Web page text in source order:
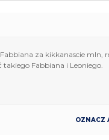
za kikkanascie mln,
Fabbiana i Leoniego.
OZNACZ